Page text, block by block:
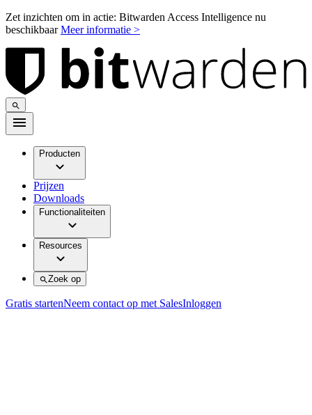
Zet inzichten om in actie: Bitwarden Access Intelligence nu
beschikbaarMeer informatie >
Producten
Prijzen
Downloads
Functionaliteiten
Resources
Zoek op
Gratis startenNeem contact op met SalesInloggen